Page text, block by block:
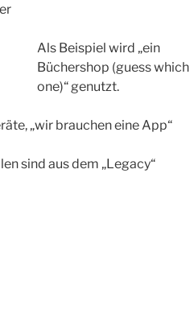
Als Beispiel wird „ein
Büchershop (guess which
one)“ genutzt.
„wir brauchen eine App“
sind aus dem „Legacy“